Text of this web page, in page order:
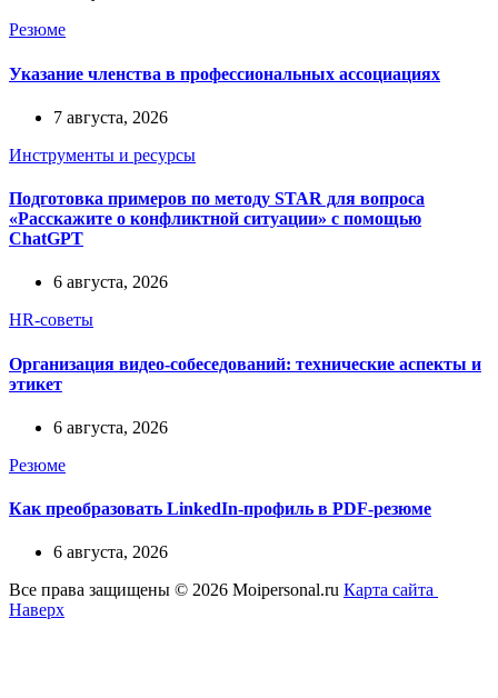
Резюме
Указание членства в профессиональных ассоциациях
7 августа, 2026
Инструменты и ресурсы
Подготовка примеров по методу STAR для вопроса
«Расскажите о конфликтной ситуации» с помощью
ChatGPT
6 августа, 2026
HR-советы
Организация видео-собеседований: технические аспекты и
этикет
6 августа, 2026
Резюме
Как преобразовать LinkedIn-профиль в PDF-резюме
6 августа, 2026
Все права защищены © 2026 Moipersonal.ru Карта сайта
Наверх